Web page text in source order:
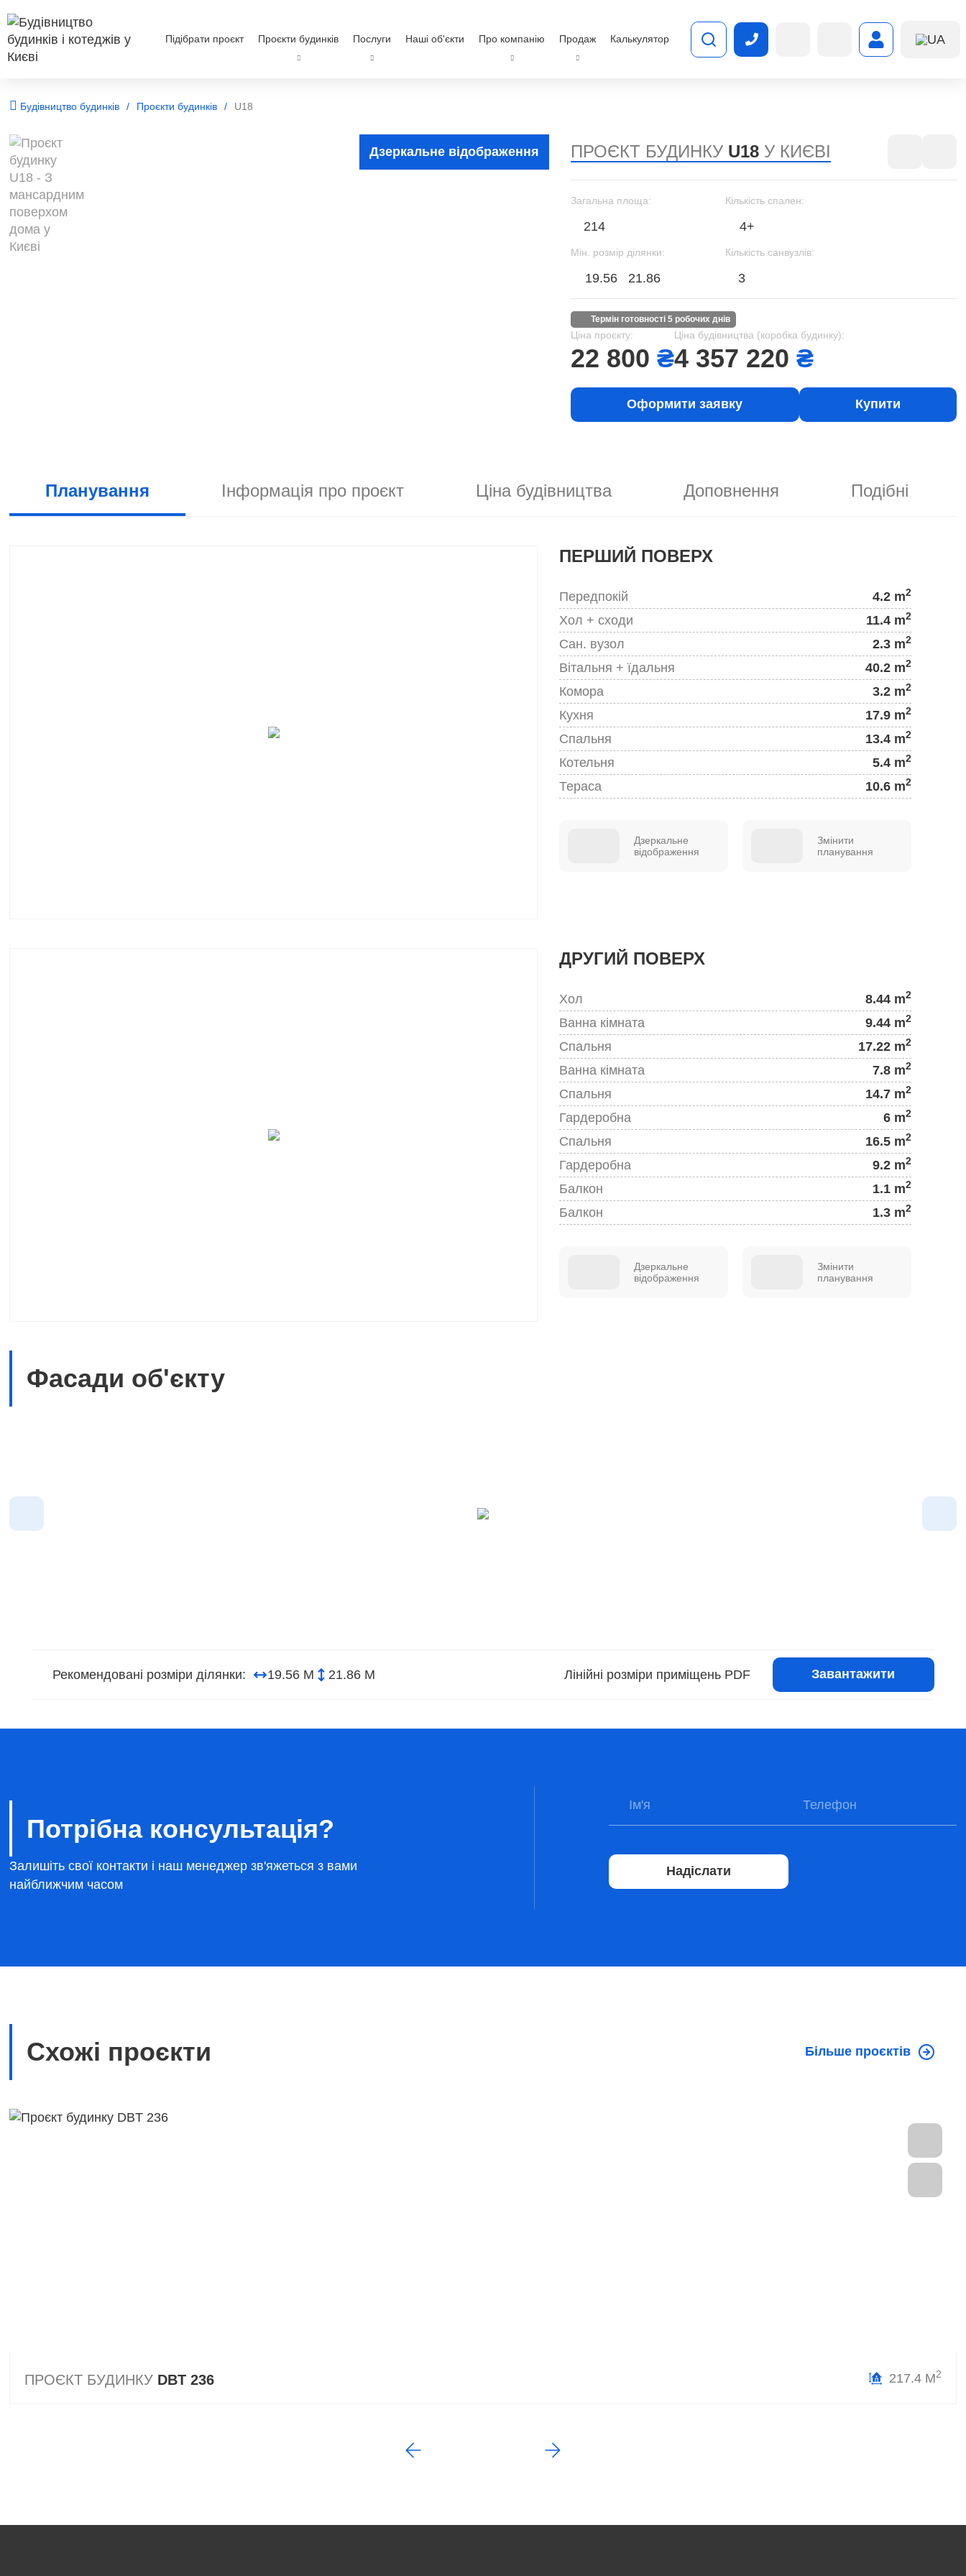
Підібрати проєкт Проєкти будинків Послуги Наші об'єкти Про компанію Продаж Калькулятор UA
Будівництво будинків Проєкти будинків U18
Дзеркальне відображення ПРОЄКТ БУДИНКУ U18 У КИЄВІ
Загальна площа:
214
Кількість спален:
4+
Мін. розмір ділянки:
19.56 21.86
Кількість санвузлів:
3
термін готовності 5 робочих днів
Ціна проєкту:
22 800 ₴
Ціна будівництва (коробка будинку):
4 357 220 ₴
Оформити заявку Купити
Планування Інформація про проєкт Ціна будівництва Доповнення Подібні
ПЕРШИЙ ПОВЕРХ
Передпокій 4.2 m2
Хол + сходи 11.4 m2
Сан. вузол 2.3 m2
Вітальня + їдальня 40.2 m2
Комора 3.2 m2
Кухня 17.9 m2
Спальня 13.4 m2
Котельня 5.4 m2
Тераса 10.6 m2
Дзеркальне
відображення
Змінити
планування
ДРУГИЙ ПОВЕРХ
Хол 8.44 m2
Ванна кімната 9.44 m2
Спальня 17.22 m2
Ванна кімната 7.8 m2
Спальня 14.7 m2
Гардеробна 6 m2
Спальня 16.5 m2
Гардеробна 9.2 m2
Балкон 1.1 m2
Балкон 1.3 m2
Дзеркальне
відображення
Змінити
планування
Фасади об'єкту
Рекомендовані розміри ділянки: 19.56 М 21.86 М Лінійні розміри приміщень PDF Завантажити
Потрібна консультація?
Залишіть свої контакти і наш менеджер зв'яжеться з вами
найближчим часом
Надіслати
Схожі проєкти Більше проєктів
ПРОЄКТ БУДИНКУ DBT 236 217.4 М2